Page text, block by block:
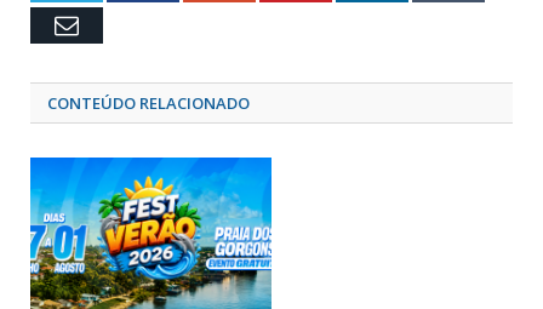
Email
CONTEÚDO RELACIONADO